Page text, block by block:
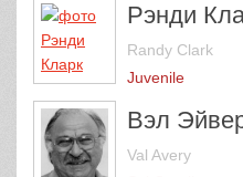
Рэнди
Randy Clark
Juvenile
Вэл
Val Avery